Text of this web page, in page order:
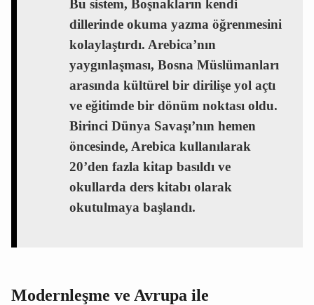
Bu sistem, Boşnakların kendi
dillerinde okuma yazma öğrenmesini
kolaylaştırdı. Arebica’nın
yaygınlaşması, Bosna Müslümanları
arasında kültürel bir dirilişe yol açtı
ve eğitimde bir dönüm noktası oldu.
Birinci Dünya Savaşı’nın hemen
öncesinde, Arebica kullanılarak
20’den fazla kitap basıldı ve
okullarda ders kitabı olarak
okutulmaya başlandı.
Modernleşme ve Avrupa ile